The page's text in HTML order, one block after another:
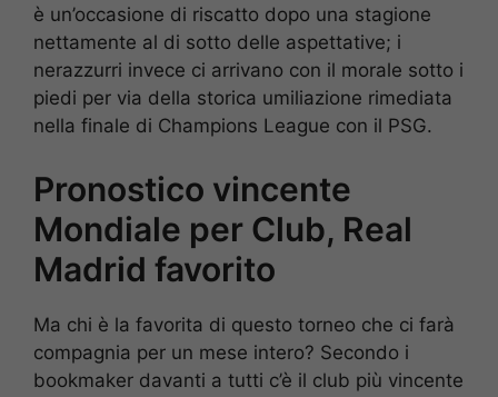
è un’occasione di riscatto dopo una stagione
nettamente al di sotto delle aspettative; i
nerazzurri invece ci arrivano con il morale sotto i
piedi per via della storica umiliazione rimediata
nella finale di Champions League con il PSG.
Pronostico vincente
Mondiale per Club, Real
Madrid favorito
Ma chi è la favorita di questo torneo che ci farà
compagnia per un mese intero? Secondo i
bookmaker davanti a tutti c’è il club più vincente